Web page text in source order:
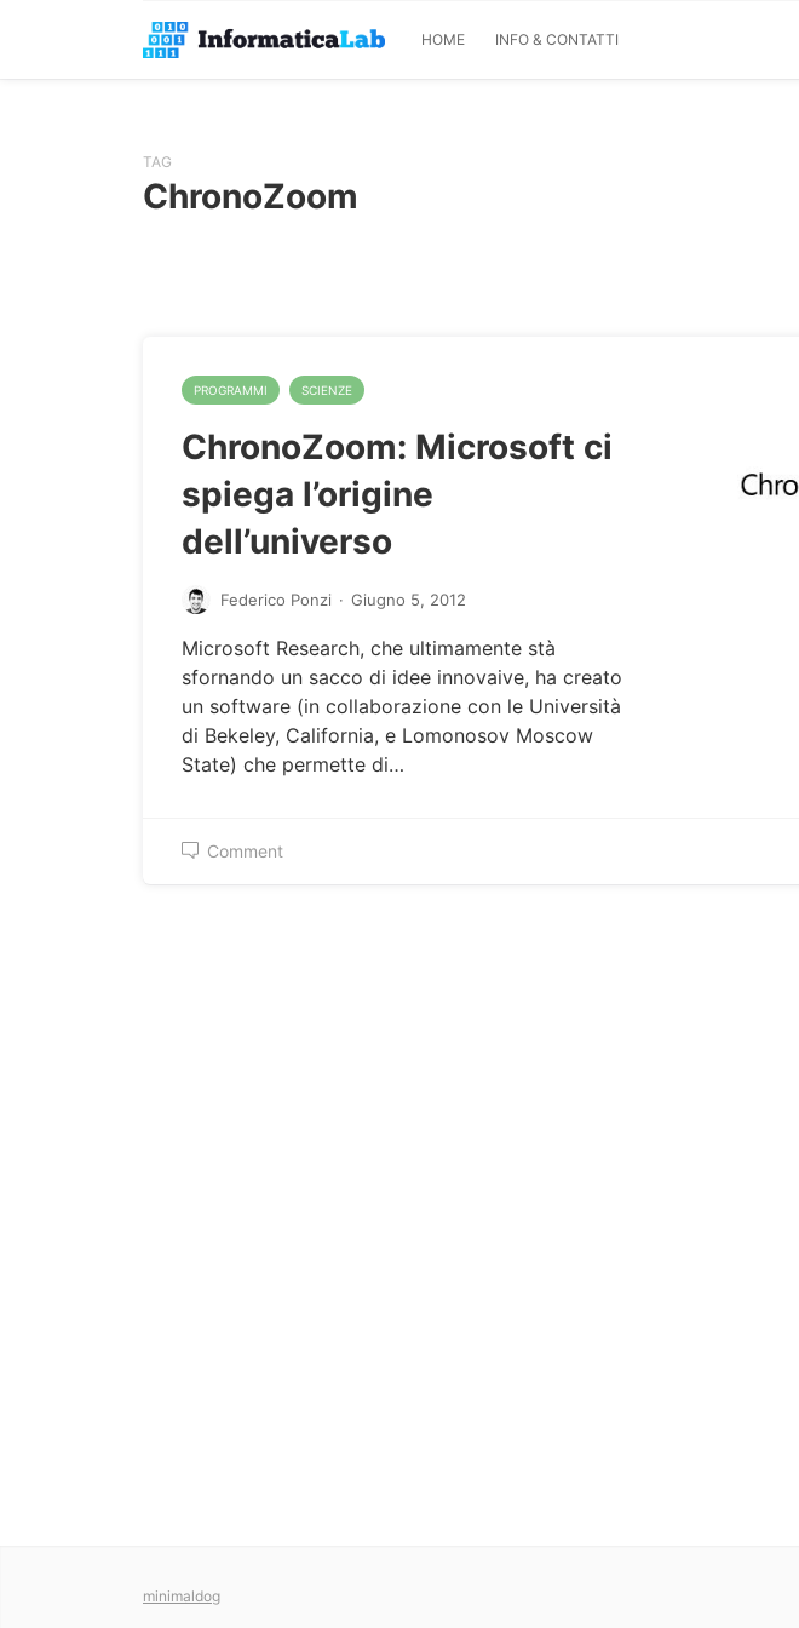
HOME INFO & CONTATTI
TAG
ChronoZoom
PROGRAMMI SCIENZE
ChronoZoom: Microsoft ci
spiega l’origine
dell’universo
Federico Ponzi · Giugno 5, 2012
Microsoft Research, che ultimamente stà
sfornando un sacco di idee innovaive, ha creato
un software (in collaborazione con le Università
di Bekeley, California, e Lomonosov Moscow
State) che permette di…
Comment
minimaldog